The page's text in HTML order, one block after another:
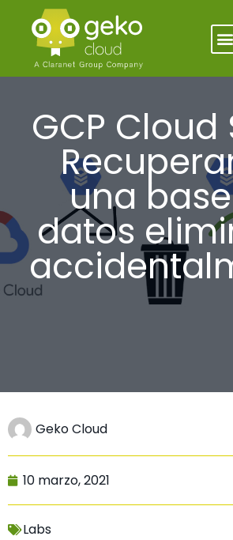
GCP Cloud
una
datos
Geko Cloud
10 marzo, 2021
Labs